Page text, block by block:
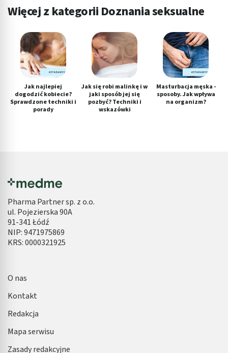
Więcej z kategorii Doznania seksualne
Jak najlepiej
dogodzić kobiecie?
Sprawdzone techniki i
porady
Jak się robi malinkę i w
jaki sposób jej się
pozbyć? Techniki i
wskazówki
Masturbacja męska -
sposoby. Jak wpływa
na organizm?
Pharma Partner sp. z o.o.
ul. Pojezierska 90A
91-341 Łódź
NIP: 9471975869
KRS: 0000321925
O nas
Kontakt
Redakcja
Mapa serwisu
Zasady redakcyjne